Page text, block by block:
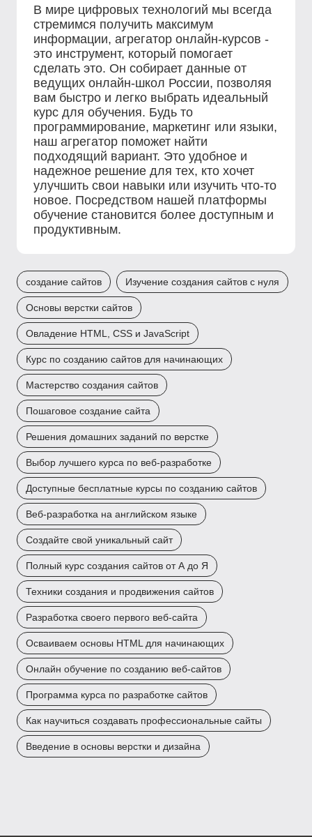
В мире цифровых технологий мы всегда
стремимся получить максимум
информации, агрегатор онлайн-курсов -
это инструмент, который помогает
сделать это. Он собирает данные от
ведущих онлайн-школ России, позволяя
вам быстро и легко выбрать идеальный
курс для обучения. Будь то
программирование, маркетинг или языки,
наш агрегатор поможет найти
подходящий вариант. Это удобное и
надежное решение для тех, кто хочет
улучшить свои навыки или изучить что-то
новое. Посредством нашей платформы
обучение становится более доступным и
продуктивным.
создание сайтов Изучение создания сайтов с нуля
Основы верстки сайтов
Овладение HTML, CSS и JavaScript
Курс по созданию сайтов для начинающих
Мастерство создания сайтов
Пошаговое создание сайта
Решения домашних заданий по верстке
Выбор лучшего курса по веб-разработке
Доступные бесплатные курсы по созданию сайтов
Веб-разработка на английском языке
Создайте свой уникальный сайт
Полный курс создания сайтов от А до Я
Техники создания и продвижения сайтов
Разработка своего первого веб-сайта
Осваиваем основы HTML для начинающих
Онлайн обучение по созданию веб-сайтов
Программа курса по разработке сайтов
Как научиться создавать профессиональные сайты
Введение в основы верстки и дизайна